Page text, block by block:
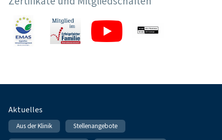
Fußnavigation
Aktuelles
Aus der Klinik Stellenangebote